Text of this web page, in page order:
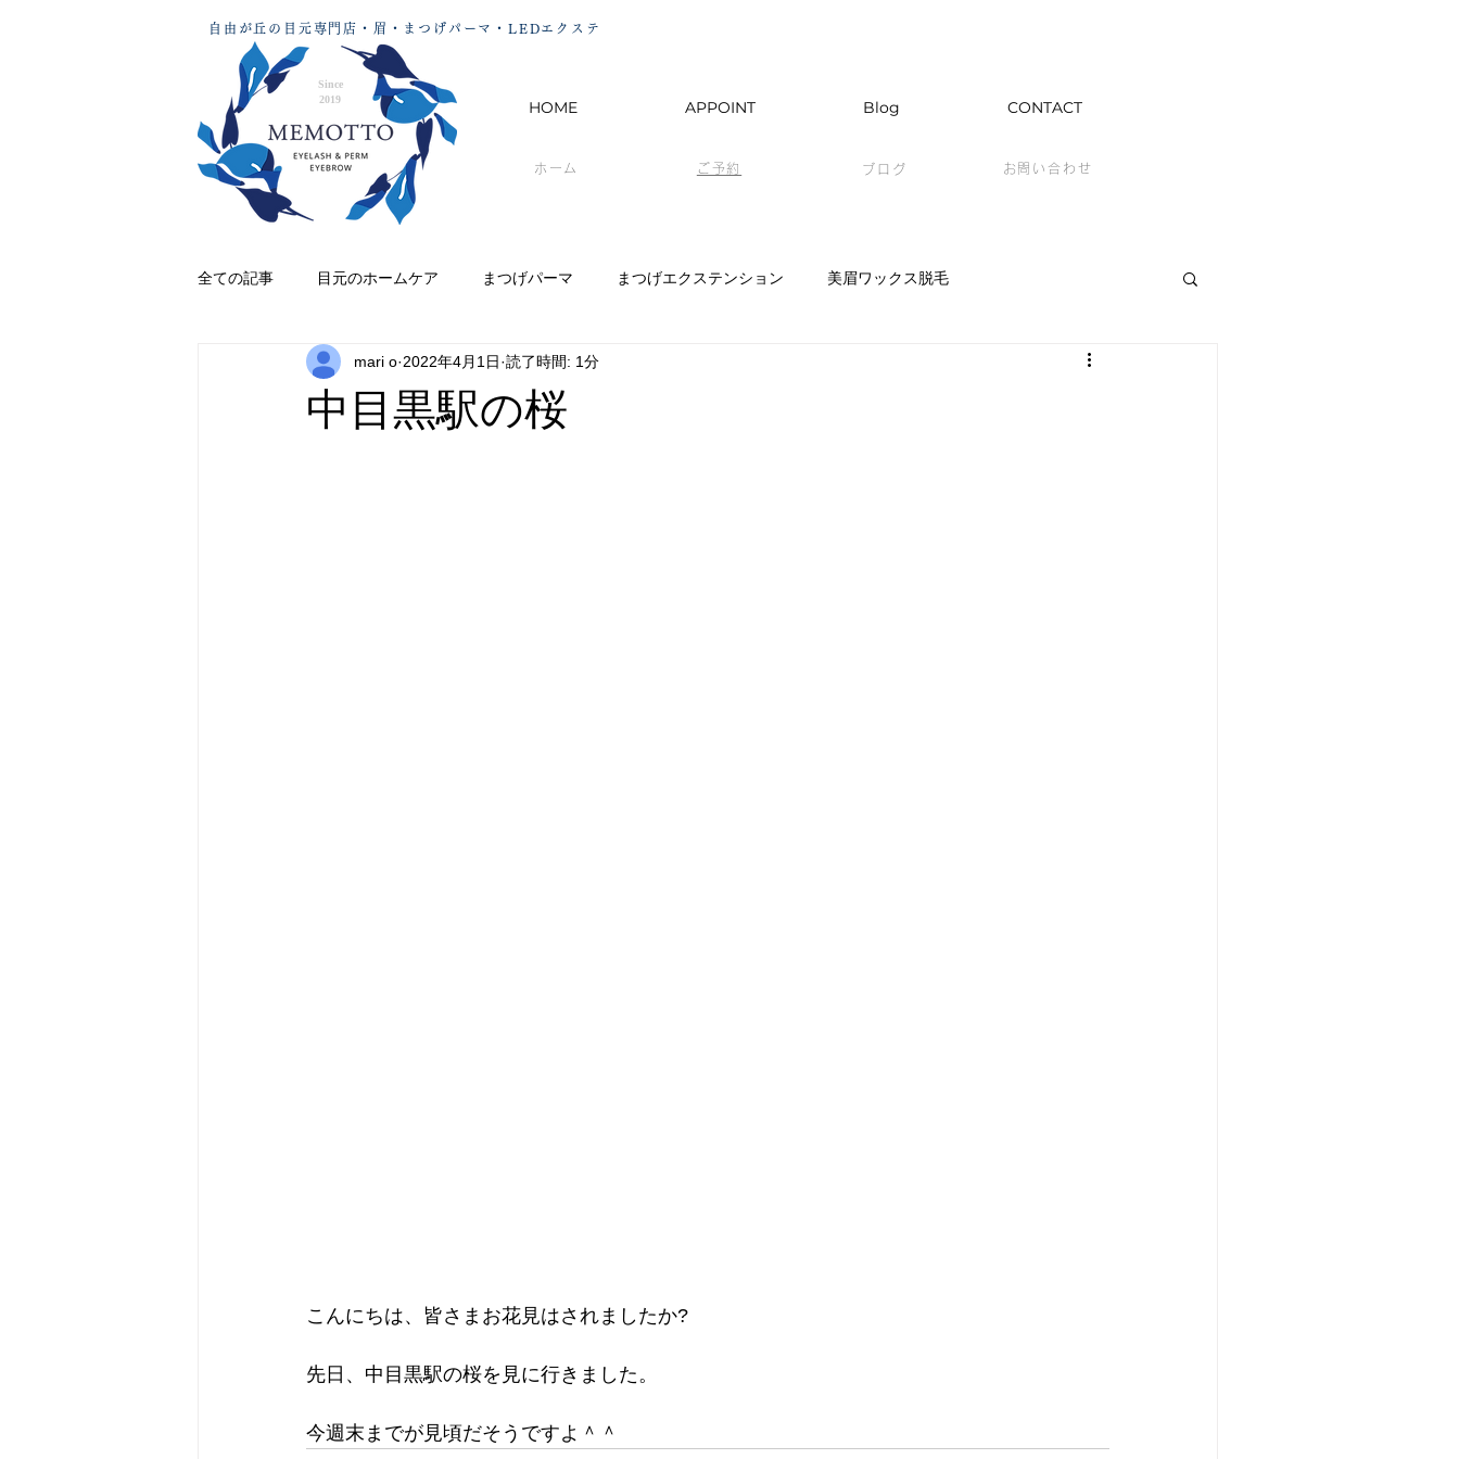
自由が丘の目元専門店・眉・まつげパーマ・LEDエクステ
Since
2019
HOME APPOINT Blog CONTACT
ホーム ご予約 ブログ お問い合わせ
全ての記事 目元のホームケア まつげパーマ まつげエクステンション 美眉ワックス脱毛
中目黒駅の桜
mari o 2022年4月1日 読了時間: 1分
こんにちは、皆さまお花見はされましたか?
先日、中目黒駅の桜を見に行きました。
今週末までが見頃だそうですよ＾＾